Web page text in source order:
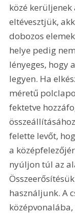
közé kerüljenek
eltévesztjük,
dobozos
helye pedig
lényeges, hogy
legyen. Ha
méretű
fektetve
felette levőt,
a
nyúljon túl az
használjunk. A